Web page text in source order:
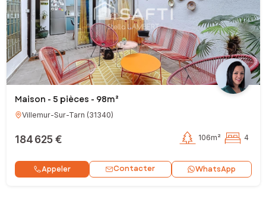
Maison - 5 pièces - 98m²
Villemur-Sur-Tarn (31340)
184 625 € 106m² 4
Appeler Contacter WhatsApp